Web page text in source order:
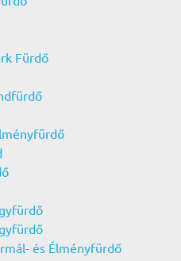
Fürdő
és Élményfürdő